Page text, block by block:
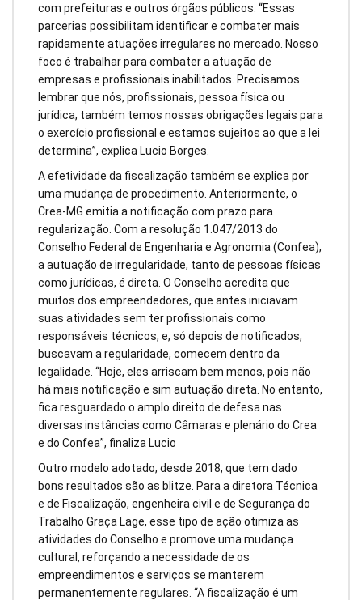
com prefeituras e outros órgãos públicos. “Essas
parcerias possibilitam identificar e combater mais
rapidamente atuações irregulares no mercado. Nosso
foco é trabalhar para combater a atuação de
empresas e profissionais inabilitados. Precisamos
lembrar que nós, profissionais, pessoa física ou
jurídica, também temos nossas obrigações legais para
o exercício profissional e estamos sujeitos ao que a lei
determina”, explica Lucio Borges.
A efetividade da fiscalização também se explica por
uma mudança de procedimento. Anteriormente, o
Crea-MG emitia a notificação com prazo para
regularização. Com a resolução 1.047/2013 do
Conselho Federal de Engenharia e Agronomia (Confea),
a autuação de irregularidade, tanto de pessoas físicas
como jurídicas, é direta. O Conselho acredita que
muitos dos empreendedores, que antes iniciavam
suas atividades sem ter profissionais como
responsáveis técnicos, e, só depois de notificados,
buscavam a regularidade, comecem dentro da
legalidade. “Hoje, eles arriscam bem menos, pois não
há mais notificação e sim autuação direta. No entanto,
fica resguardado o amplo direito de defesa nas
diversas instâncias como Câmaras e plenário do Crea
e do Confea”, finaliza Lucio
Outro modelo adotado, desde 2018, que tem dado
bons resultados são as blitze. Para a diretora Técnica
e de Fiscalização, engenheira civil e de Segurança do
Trabalho Graça Lage, esse tipo de ação otimiza as
atividades do Conselho e promove uma mudança
cultural, reforçando a necessidade de os
empreendimentos e serviços se manterem
permanentemente regulares. “A fiscalização é um